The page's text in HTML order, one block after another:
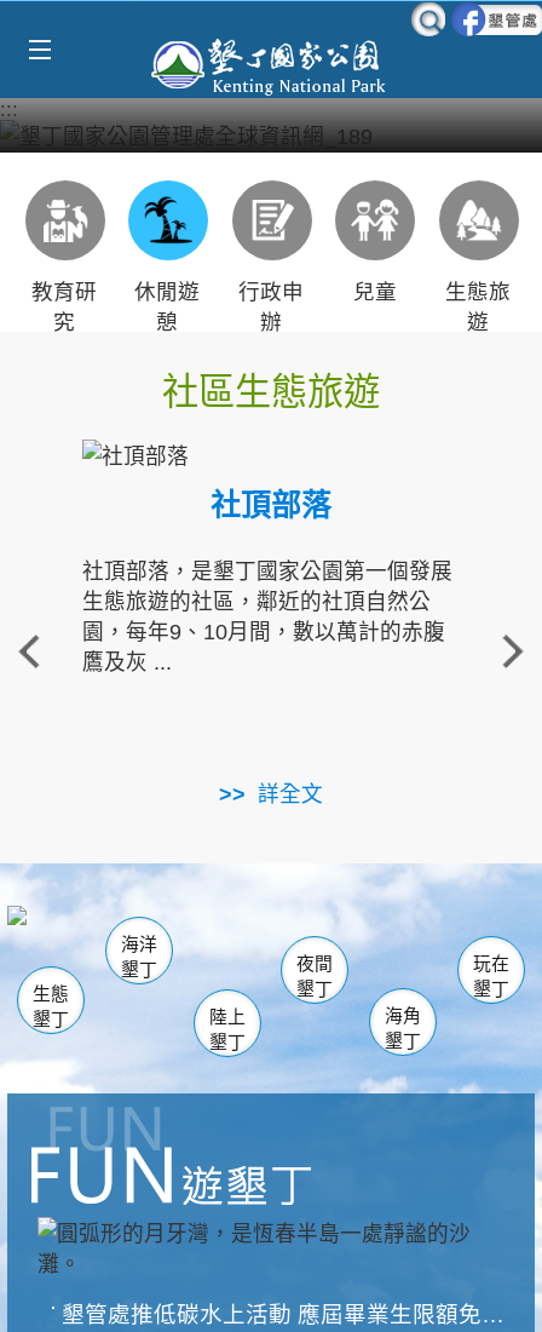
:::
教育研
究
休閒遊
憩
行政申
辦
兒童
生態旅
遊
社區生態旅遊
社頂部落
社頂部落，是墾丁國家公園第一個發展
生態旅遊的社區，鄰近的社頂自然公
園，每年9、10月間，數以萬計的赤腹
鷹及灰 ...
詳全文
重
走進
南仁湖
海生館
恆春 佳樂水
龍鑾潭自然中心 森林遊樂區
瓊麻館
關山 墾管處遊客中心
社頂公園 風吹沙
船帆石
白砂 龍磐公園
香蕉灣
砂島
鵝鑾鼻
生態
墾丁
海洋
墾丁
陸上
墾丁
夜間
墾丁
海角
墾丁
玩在
墾丁
墾管處推低碳水上活動 應屆畢業生限額免費參加